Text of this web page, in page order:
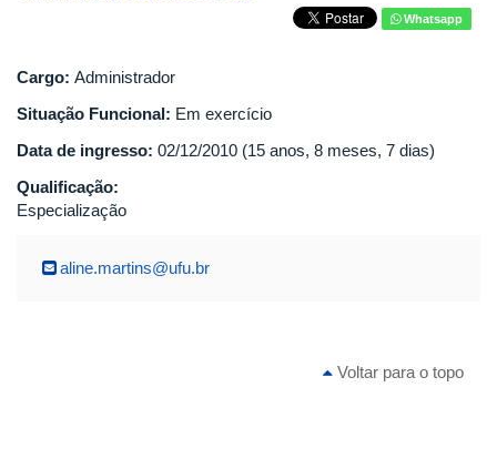
Whatsapp
Cargo: Administrador
Situação Funcional: Em exercício
Data de ingresso: 02/12/2010 (15 anos, 8 meses, 7 dias)
Qualificação:
Especialização
aline.martins@ufu.br
Voltar para o topo